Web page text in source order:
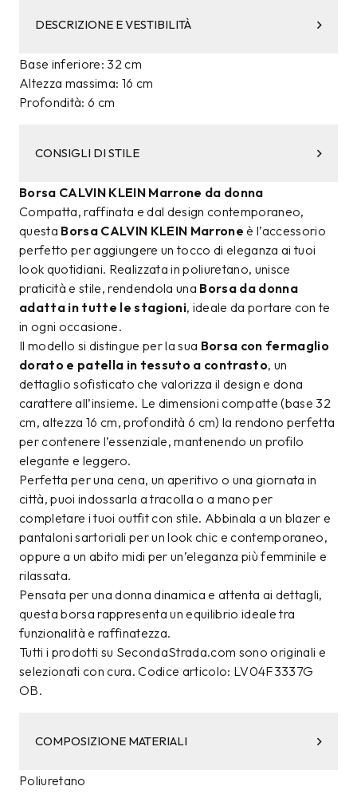
DESCRIZIONE E VESTIBILITÀ
Base inferiore: 32 cm
Altezza massima: 16 cm
Profondità: 6 cm
CONSIGLI DI STILE
Borsa CALVIN KLEIN Marrone da donna
Compatta, raffinata e dal design contemporaneo,
questa Borsa CALVIN KLEIN Marrone è l’accessorio
perfetto per aggiungere un tocco di eleganza ai tuoi
look quotidiani. Realizzata in poliuretano, unisce
praticità e stile, rendendola una Borsa da donna
adatta in tutte le stagioni, ideale da portare con te
in ogni occasione.
Il modello si distingue per la sua Borsa con fermaglio
dorato e patella in tessuto a contrasto, un
dettaglio sofisticato che valorizza il design e dona
carattere all’insieme. Le dimensioni compatte (base 32
cm, altezza 16 cm, profondità 6 cm) la rendono perfetta
per contenere l’essenziale, mantenendo un profilo
elegante e leggero.
Perfetta per una cena, un aperitivo o una giornata in
città, puoi indossarla a tracolla o a mano per
completare i tuoi outfit con stile. Abbinala a un blazer e
pantaloni sartoriali per un look chic e contemporaneo,
oppure a un abito midi per un’eleganza più femminile e
rilassata.
Pensata per una donna dinamica e attenta ai dettagli,
questa borsa rappresenta un equilibrio ideale tra
funzionalità e raffinatezza.
Tutti i prodotti su SecondaStrada.com sono originali e
selezionati con cura. Codice articolo: LV04F3337G
OB.
COMPOSIZIONE MATERIALI
Poliuretano